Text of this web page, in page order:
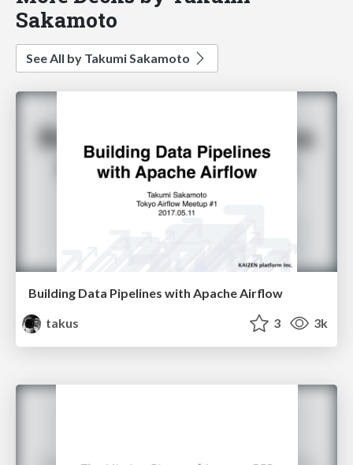
Sakamoto
See All by Takumi Sakamoto
Building Data Pipelines with Apache Airflow
takus
3 3k